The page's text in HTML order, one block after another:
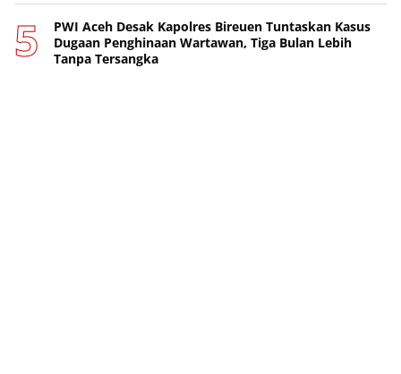
PWI Aceh Desak Kapolres Bireuen Tuntaskan Kasus
Dugaan Penghinaan Wartawan, Tiga Bulan Lebih
Tanpa Tersangka